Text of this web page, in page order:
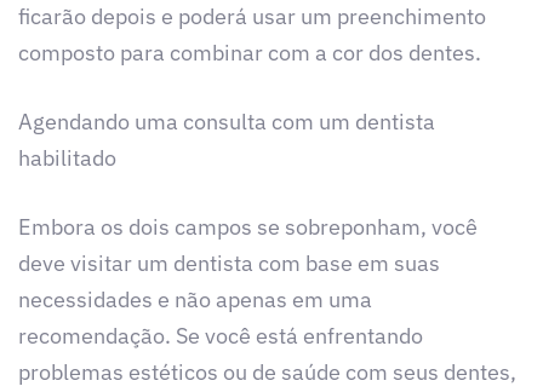
ficarão depois e poderá usar um preenchimento
composto para combinar com a cor dos dentes.
Agendando uma consulta com um dentista
habilitado
Embora os dois campos se sobreponham, você
deve visitar um dentista com base em suas
necessidades e não apenas em uma
recomendação. Se você está enfrentando
problemas estéticos ou de saúde com seus dentes,